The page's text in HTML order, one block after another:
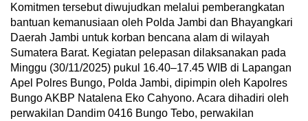
Komitmen tersebut diwujudkan melalui pemberangkatan
bantuan kemanusiaan oleh Polda Jambi dan Bhayangkari
Daerah Jambi untuk korban bencana alam di wilayah
Sumatera Barat. Kegiatan pelepasan dilaksanakan pada
Minggu (30/11/2025) pukul 16.40–17.45 WIB di Lapangan
Apel Polres Bungo, Polda Jambi, dipimpin oleh Kapolres
Bungo AKBP Natalena Eko Cahyono. Acara dihadiri oleh
perwakilan Dandim 0416 Bungo Tebo, perwakilan